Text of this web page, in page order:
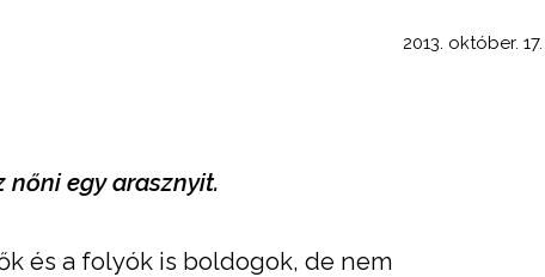
2013. október. 17.
egy arasznyit.
és a folyók is boldogok, de nem